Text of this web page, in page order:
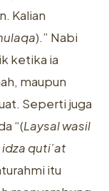
Kalian
).” Nabi
ketika ia
maupun
Seperti juga
“(Laysal wasil
quti’at
itu